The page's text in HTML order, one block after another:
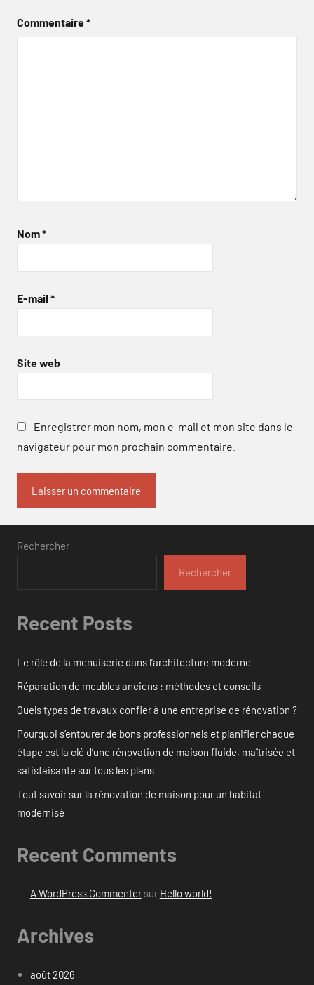
Commentaire*
Nom*
E-mail *
Site web
Enregistrer mon nom, mon e-mail et mon site dans le
navigateur pour mon prochain commentaire.
Rechercher
Rechercher
Recent Posts
Le rôle de la menuiserie dans l’architecture moderne
Réparation de meubles anciens : méthodes et conseils
Quels types de travaux confier à une entreprise de rénovation ?
Pourquoi s’entourer de bons professionnels et planifier chaque
étape est la clé d’une rénovation de maison fluide, maîtrisée et
satisfaisante sur tous les plans
Tout savoir sur la rénovation de maison pour un habitat
modernisé
Recent Comments
A WordPress Commentersur Hello world!
Archives
août 2026